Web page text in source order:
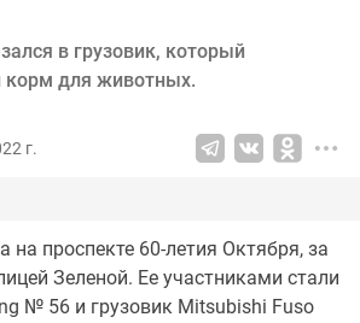
в грузовик, который
корм для животных.
г.
на проспекте 60-летия Октября, за
Зеленой. Ее участниками стали
№ 56 и грузовик Mitsubishi Fuso